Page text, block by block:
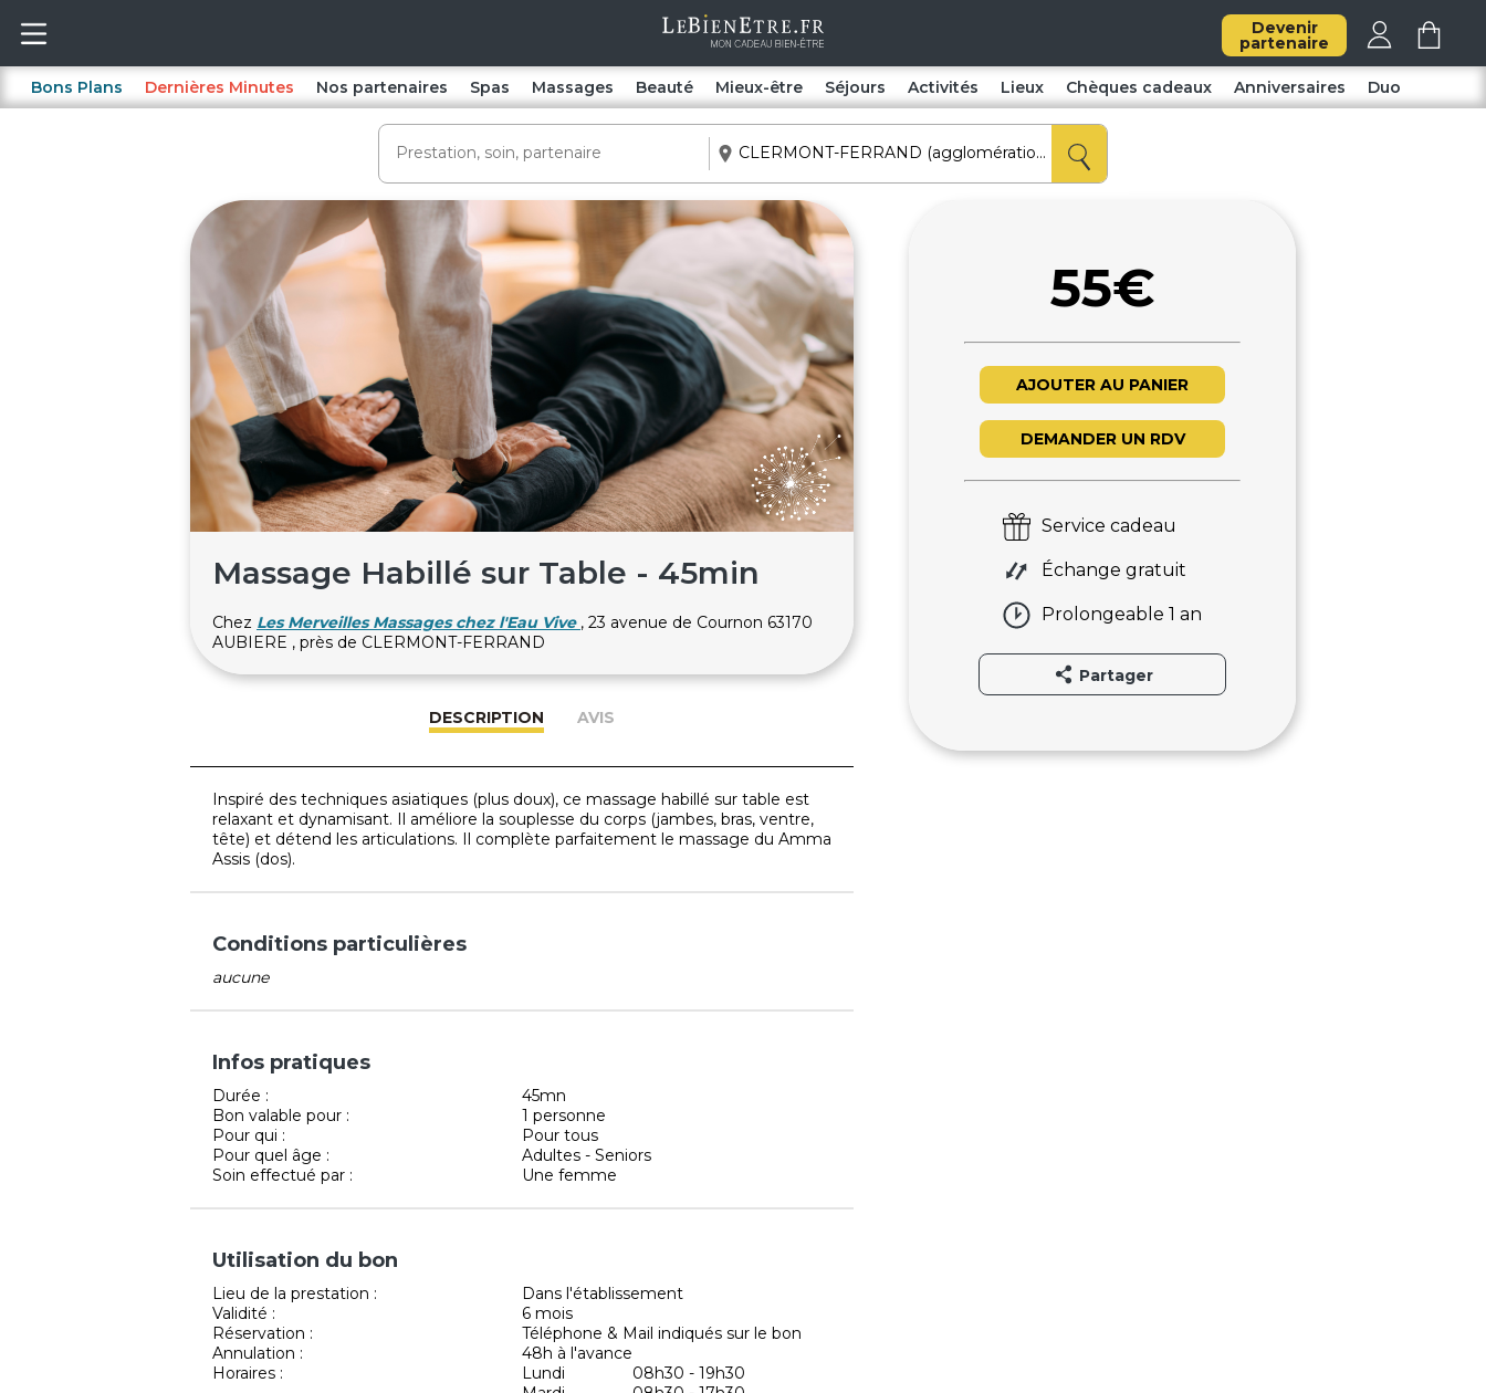
Devenir
partenaire
Bons Plans Dernières Minutes Nos partenaires Spas Massages Beauté Mieux-être Séjours Activités Lieux Chèques cadeaux Anniversaires Duo
Massage Habillé sur Table - 45min
Chez Les Merveilles Massages chez l'Eau Vive , 23 avenue de Cournon 63170
AUBIERE , près de CLERMONT-FERRAND
DESCRIPTION AVIS
Inspiré des techniques asiatiques (plus doux), ce massage habillé sur table est
relaxant et dynamisant. Il améliore la souplesse du corps (jambes, bras, ventre,
tête) et détend les articulations. Il complète parfaitement le massage du Amma
Assis (dos).
Conditions particulières
aucune
Infos pratiques
Durée :
45mn
Bon valable pour :
1 personne
Pour qui :
Pour tous
Pour quel âge :
Adultes - Seniors
Soin effectué par :
Une femme
Utilisation du bon
Lieu de la prestation :
Dans l'établissement
Validité :
6 mois
Réservation :
Téléphone & Mail indiqués sur le bon
Annulation :
48h à l'avance
Horaires :
Lundi
08h30 - 19h30
55€
AJOUTER AU PANIER
DEMANDER UN RDV
Service cadeau
Échange gratuit
Prolongeable 1 an
Partager